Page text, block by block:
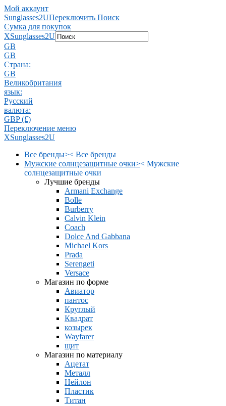
Мой аккаунт
Sunglasses2UПереключить Поиск
Сумка для покупок
XSunglasses2U
GB
GB
Страна:
GB
Великобритания
язык:
Pусский
валюта:
GBP (£)
Переключение меню
XSunglasses2U
Все бренды>< Все бренды
Мужские солнцезащитные очки>< Мужские
солнцезащитные очки
Лучшие бренды
Armani Exchange
Bolle
Burberry
Calvin Klein
Coach
Dolce And Gabbana
Michael Kors
Prada
Serengeti
Versace
Магазин по форме
Авиатор
пантос
Круглый
Квадрат
козырек
Wayfarer
щит
Магазин по материалу
Ацетат
Металл
Нейлон
Пластик
Титан